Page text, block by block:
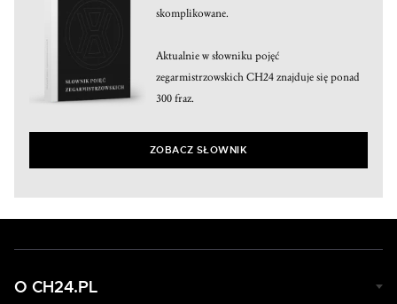
skomplikowane.
Aktualnie w słowniku pojęć
zegarmistrzowskich CH24 znajduje się ponad
300 fraz.
ZOBACZ SŁOWNIK
O CH24.PL